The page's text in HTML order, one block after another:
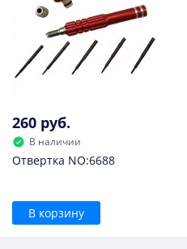
260 руб.
В наличии
Отвертка NO:6688
В корзину